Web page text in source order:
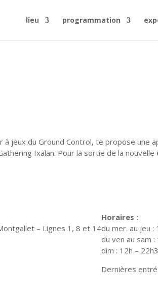
lieu programmation
jeux du Ground Control, te propose une
Ixalan. Pour la sortie de la nouvelle
– Lignes 1, 8 et 14
Horaires :
du mer. au jeu :
du ven au sam :
dim : 12h –
Dernières